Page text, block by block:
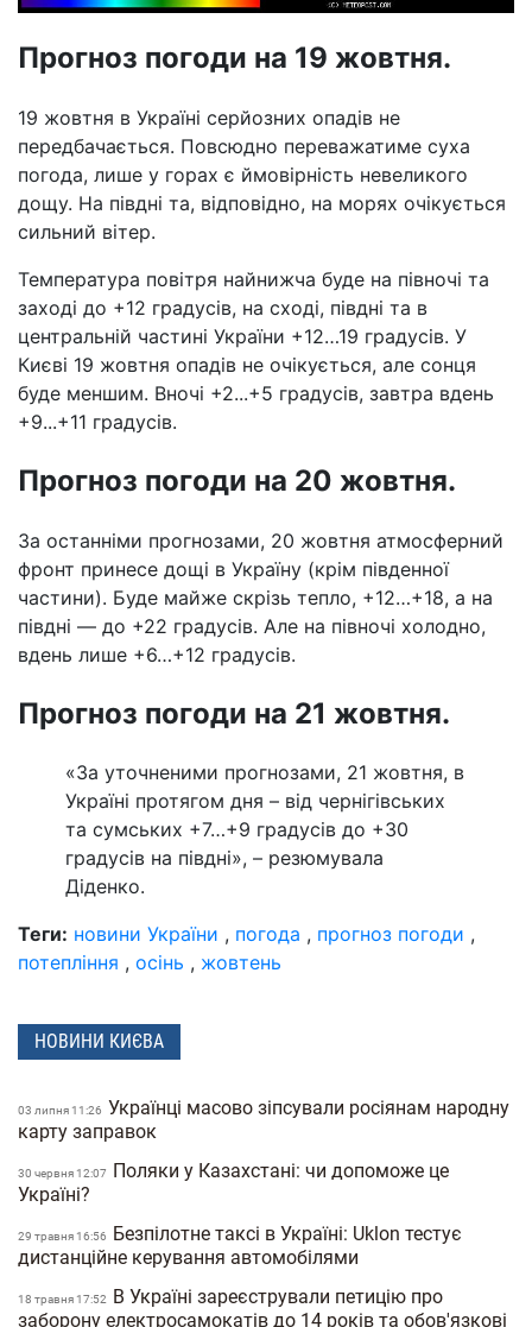
Прогноз погоди на 19 жовтня.
19 жовтня в Україні серйозних опадів не
передбачається. Повсюдно переважатиме суха
погода, лише у горах є ймовірність невеликого
дощу. На півдні та, відповідно, на морях очікується
сильний вітер.
Температура повітря найнижча буде на півночі та
заході до +12 градусів, на сході, півдні та в
центральній частині України +12…19 градусів. У
Києві 19 жовтня опадів не очікується, але сонця
буде меншим. Вночі +2...+5 градусів, завтра вдень
+9...+11 градусів.
Прогноз погоди на 20 жовтня.
За останніми прогнозами, 20 жовтня атмосферний
фронт принесе дощі в Україну (крім південної
частини). Буде майже скрізь тепло, +12…+18, а на
півдні — до +22 градусів. Але на півночі холодно,
вдень лише +6…+12 градусів.
Прогноз погоди на 21 жовтня.
«За уточненими прогнозами, 21 жовтня, в
Україні протягом дня – від чернігівських
та сумських +7…+9 градусів до +30
градусів на півдні», – резюмувала
Діденко.
Теги: новини України , погода , прогноз погоди ,
потепління , осінь , жовтень
НОВИНИ КИЄВА
03 липня 11:26 Українці масово зіпсували росіянам народну
карту заправок
30 червня 12:07
Поляки у Казахстані: чи допоможе це
Україні?
29 травня 16:56
Безпілотне таксі в Україні: Uklon тестує
дистанційне керування автомобілями
18 травня 17:52
В Україні зареєстрували петицію про
заборону електросамокатів до 14 років та обов'язкові